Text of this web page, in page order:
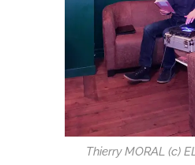
Thierry MORAL (c)